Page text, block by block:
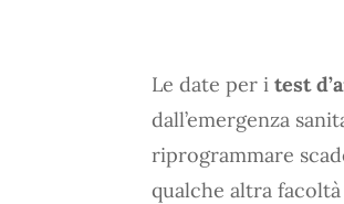
Le date per i test
dall’emergenza
riprogrammare
qualche altra